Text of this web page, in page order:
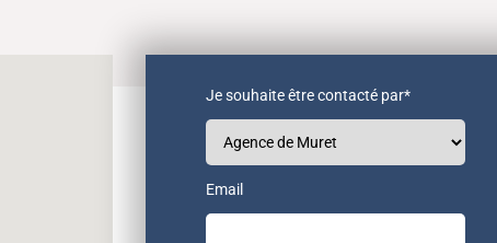
Je souhaite être contacté par*
Email